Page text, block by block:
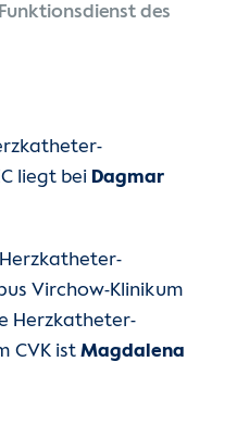
des
liegt bei Dagmar
Virchow-Klinikum
Herzkatheter-
CVK ist Magdalena